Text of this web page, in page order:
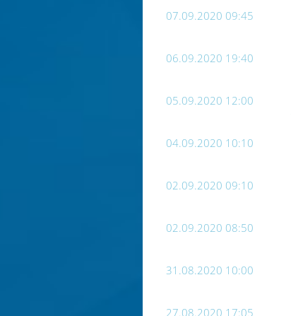
07.09.2020 09:45
06.09.2020 19:40
05.09.2020 12:00
04.09.2020 10:10
02.09.2020 09:10
02.09.2020 08:50
31.08.2020 10:00
27.08.2020 17:05